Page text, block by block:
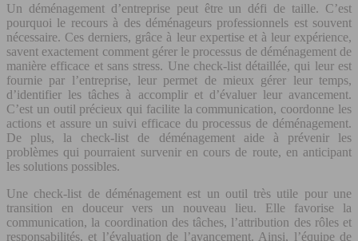
Un déménagement d’entreprise peut être un défi de taille. C’est
pourquoi le recours à des déménageurs professionnels est souvent
nécessaire. Ces derniers, grâce à leur expertise et à leur expérience,
savent exactement comment gérer le processus de déménagement de
manière efficace et sans stress. Une check-list détaillée, qui leur est
fournie par l’entreprise, leur permet de mieux gérer leur temps,
d’identifier les tâches à accomplir et d’évaluer leur avancement.
C’est un outil précieux qui facilite la communication, coordonne les
actions et assure un suivi efficace du processus de déménagement.
De plus, la check-list de déménagement aide à prévenir les
problèmes qui pourraient survenir en cours de route, en anticipant
les solutions possibles.
Une check-list de déménagement est un outil très utile pour une
transition en douceur vers un nouveau lieu. Elle favorise la
communication, la coordination des tâches, l’attribution des rôles et
responsabilités, et l’évaluation de l’avancement. Ainsi, l’équipe de